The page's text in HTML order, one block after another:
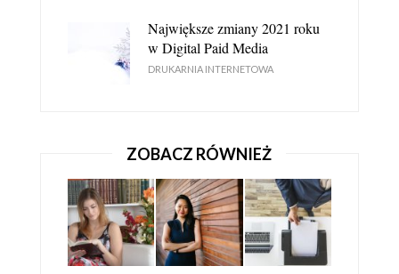
NA CO ZWRACAĆ UWAGĘ PROJEKTUJĄC
FOTOKSIĄZKĘ?
Największe zmiany 2021 roku
w Digital Paid Media
DRUKARNIA INTERNETOWA
ZOBACZ RÓWNIEŻ